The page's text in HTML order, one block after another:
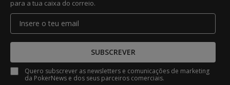
para a tua caixa do correio.
SUBSCREVER
Quero subscrever as newsletters e comunicações de marketing
da PokerNews e dos seus parceiros comerciais.